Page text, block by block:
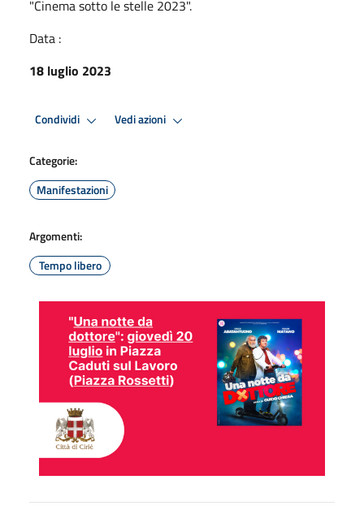
"Cinema sotto le stelle 2023".
Data :
18 luglio 2023
Condividi Vedi azioni
Categorie:
Manifestazioni
Argomenti:
Tempo libero